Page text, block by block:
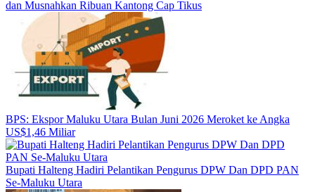
dan Musnahkan Ribuan Kantong Cap Tikus
BPS: Ekspor Maluku Utara Bulan Juni 2026 Meroket ke Angka
US$1,46 Miliar
Bupati Halteng Hadiri Pelantikan Pengurus DPW Dan DPD PAN
Se-Maluku Utara